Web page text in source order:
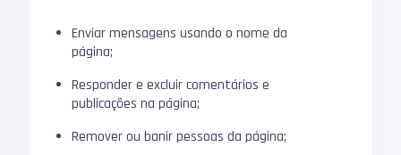
Enviar mensagens usando o nome da
página;
Responder e excluir comentários e
publicações na página;
Remover ou banir pessoas da página;